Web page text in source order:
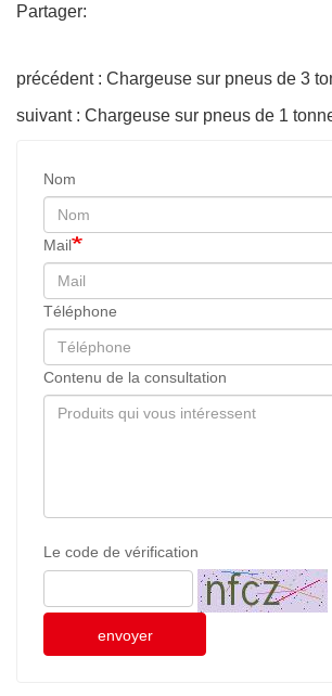
Partager:
précédent : Chargeuse sur pneus de 3
suivant : Chargeuse sur pneus de 1
Nom
Mail
Téléphone
Contenu de la consultation
Le code de vérification
envoyer